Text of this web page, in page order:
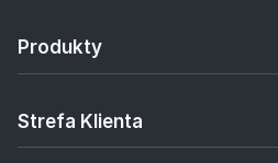
Produkty
Strefa Klienta